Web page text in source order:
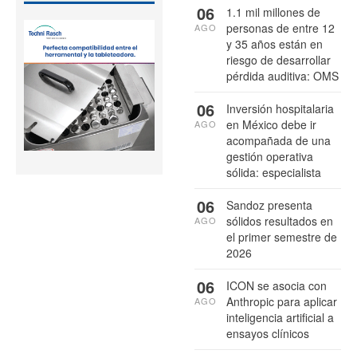
1.1 mil millones de
personas de entre 12
y 35 años están en
riesgo de desarrollar
pérdida auditiva: OMS
06
AGO
Inversión hospitalaria
en México debe ir
acompañada de una
gestión operativa
sólida: especialista
06
AGO
Sandoz presenta
sólidos resultados en
el primer semestre de
2026
06
AGO
ICON se asocia con
Anthropic para aplicar
inteligencia artificial a
ensayos clínicos
06
AGO